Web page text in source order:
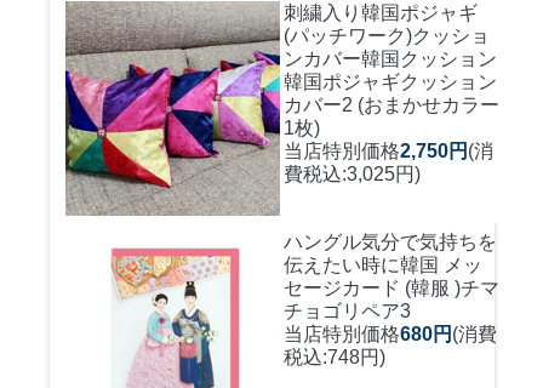
刺繍入り韓国ポジャギ
(パッチワーク)クッショ
ンカバー韓国クッション
韓国ポジャギクッション
カバー2 (おまかせカラー
1枚)
当店特別価格2,750円 (消
費税込:3,025円)
ハングル気分で気持ちを
伝えたい時に韓国 メッ
セージカード (韓服 )チマ
チョゴリペア3
当店特別価格680円 (消費
税込:748円)